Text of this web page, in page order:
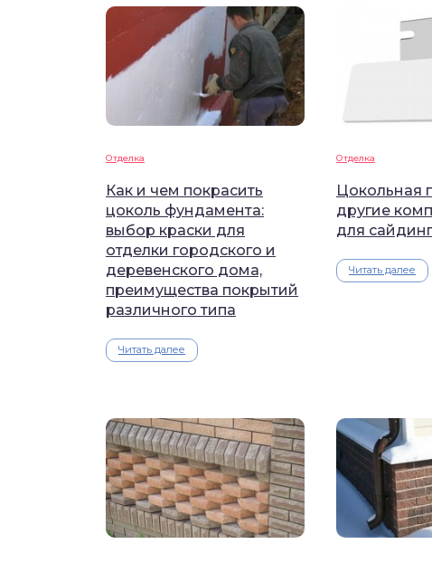
Отделка
Как и чем покрасить
цоколь фундамента:
выбор краски для
отделки городского и
деревенского дома,
преимущества покрытий
различного типа
Читать далее
Отделка
Цокольная
другие
для
Читать далее